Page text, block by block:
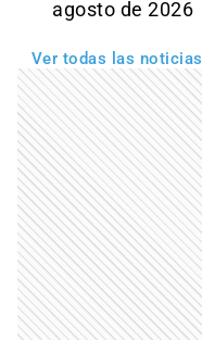
agosto de 2026
Ver todas las noticias